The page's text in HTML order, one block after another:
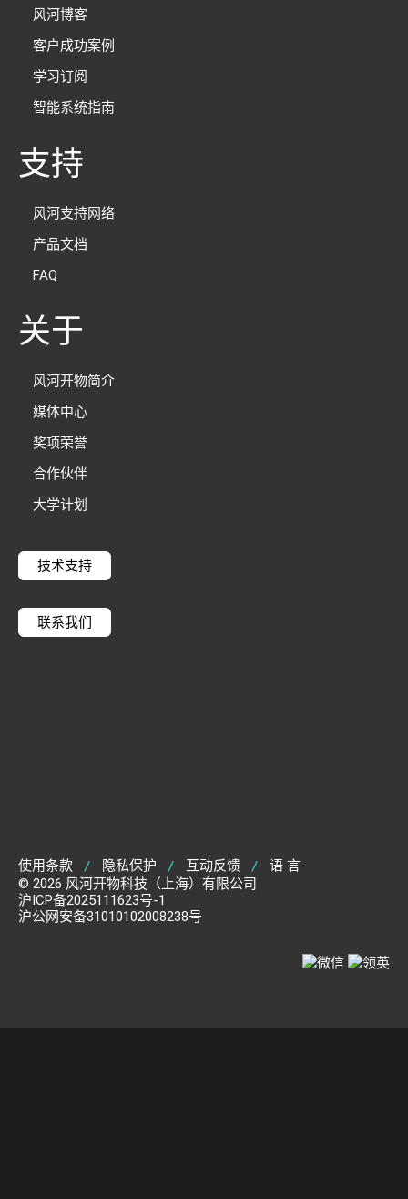
风河博客
客户成功案例
学习订阅
智能系统指南
支持
风河支持网络
产品文档
FAQ
关于
风河开物简介
媒体中心
奖项荣誉
合作伙伴
大学计划
技术支持
联系我们
使用条款 | 隐私保护 | 互动反馈 |
语 言
© 2026 风河开物科技（上海）有限公司
沪ICP备2025111623号-1
沪公网安备31010102008238号